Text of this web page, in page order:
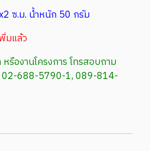
ซ.ม. น้ำหนัก 50 กรัม
มแล้ว
องานโครงการ โทรสอบถาม
02-688-5790-1, 089-814-